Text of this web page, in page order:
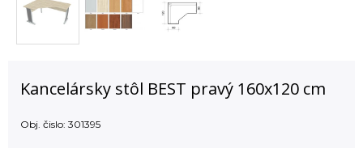
Kancelársky stôl BEST pravý 160x120 cm
Obj. čislo: 301395